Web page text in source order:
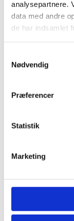
analysepartnere.
data med andre
de har indsamlet
Nødvendig
Præferencer
Statistik
Marketing